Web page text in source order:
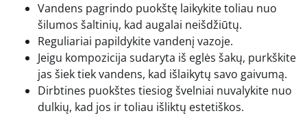
Vandens pagrindo puokštę laikykite toliau nuo
šilumos šaltinių, kad augalai neišdžiūtų.
Reguliariai papildykite vandenį vazoje.
Jeigu kompozicija sudaryta iš eglės šakų, purkškite
jas šiek tiek vandens, kad išlaikytų savo gaivumą.
Dirbtines puokštes tiesiog švelniai nuvalykite nuo
dulkių, kad jos ir toliau išliktų estetiškos.